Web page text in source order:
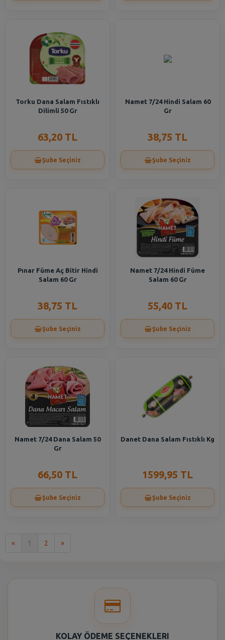
Torku Dana Salam Fıstıklı
Dilimli 50 Gr
63,20 TL
Şube Seçiniz
Namet 7/24 Hindi Salam 60
Gr
38,75 TL
Şube Seçiniz
Pınar Füme Aç Bitir Hindi
Salam 60 Gr
38,75 TL
Şube Seçiniz
Namet 7/24 Hindi Füme
Salam 60 Gr
55,40 TL
Şube Seçiniz
Namet 7/24 Dana Salam 50
Gr
66,50 TL
Şube Seçiniz
Danet Dana Salam Fıstıklı Kg
1599,95 TL
Şube Seçiniz
« 1 2 »Son
KOLAY ÖDEME SEÇENEKLERI